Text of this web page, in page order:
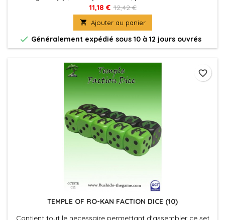
leurs socles en plastique. Figurine(s) à peindre et à
assembler
11,18 € 12,42 €
 Ajouter au panier
 Généralement expédié sous 10 à 12 jours ouvrés
TEMPLE OF RO-KAN FACTION DICE (10)
Contient tout le necessaire permettant d'assembler ce set
favorite_border